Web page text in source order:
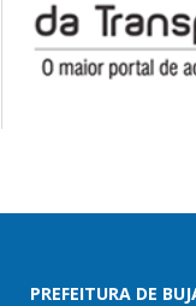
PREFEITURA DE